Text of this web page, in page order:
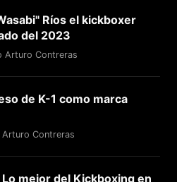
Ríos el kickboxer
del 2023
Arturo Contreras
de K-1 como marca
Arturo Contreras
mejor del Kickboxing en